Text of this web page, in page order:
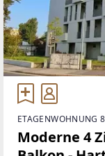
ETAGENWOHNUNG
Moderne 4